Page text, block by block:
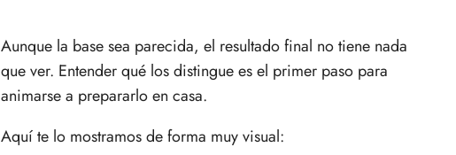
Aunque la base sea parecida, el resultado final no tiene nada
que ver. Entender qué los distingue es el primer paso para
animarse a prepararlo en casa.
Aquí te lo mostramos de forma muy visual: